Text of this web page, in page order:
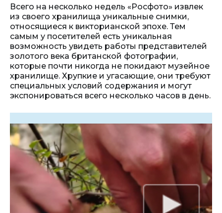
Всего на несколько недель «Росфото» извлек
из своего хранилища уникальные снимки,
относящиеся к викторианской эпохе. Тем
самым у посетителей есть уникальная
возможность увидеть работы представителей
золотого века британской фотографии,
которые почти никогда не покидают музейное
хранилище. Хрупкие и угасающие, они требуют
специальных условий содержания и могут
экспонироваться всего несколько часов в день.